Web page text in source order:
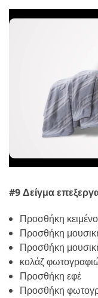
#9 Δείγμα
Προσθήκη
Προσθήκη
Προσθήκη
κολάζ
Προσθήκη εφέ
Προσθήκη